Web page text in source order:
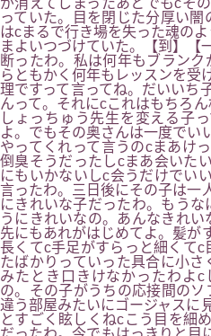
が消えてしまったあとでもcそ
っていた。目を閉じた分厚い
はcまるで行き場を失った魂の
まよいつづけていた。【到】
断ったわ。私は何年もブラン
らともかく何年もレッスンを受
理ですって言ってね。だいいち
んって。それにcこれはもちろ
しょっちゅう先生を変える子
よ。でもその奥さんは一度でい
やってくれって言うのcまあけ
倒臭そうだったしcまあ会いた
にもいかないしc会うだけでい
言ったわ。三日後にその子は一
にきれいな子だったわ。もう
うにきれいなの。あんなきれ
先にもあれがはじめてよ。髪が
長くてc手足がすらっと細くてc
たばかりっていった具合に小
みたとき口きけなかったわよ
の。その子がうちの応接間の
違う部屋みたいにゴージャスに
とすごく眩しくねcこう目を細